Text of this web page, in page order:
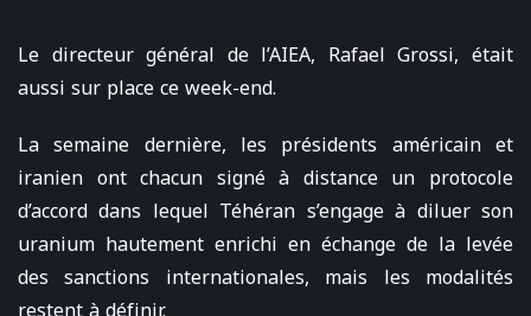
Le directeur général de l’AIEA, Rafael Grossi, était
aussi sur place ce week-end.
La semaine dernière, les présidents américain et
iranien ont chacun signé à distance un protocole
d’accord dans lequel Téhéran s’engage à diluer son
uranium hautement enrichi en échange de la levée
des sanctions internationales, mais les modalités